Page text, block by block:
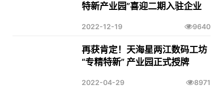
特新产业园”喜迎二期入驻企业
2022-12-19 9640
再获肯定！天海星两江数码工坊
“专精特新” 产业园正式授牌
2022-04-29 8971